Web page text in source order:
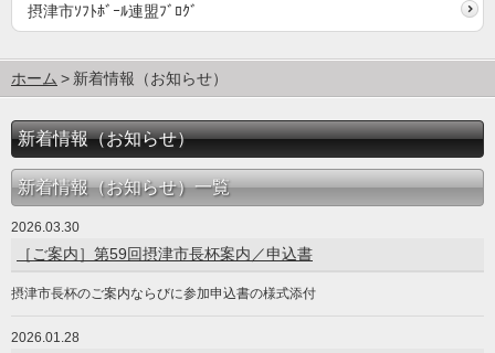
摂津市ｿﾌﾄﾎﾞｰﾙ連盟ﾌﾞﾛｸﾞ
ホーム 新着情報（お知らせ）
新着情報（お知らせ）
新着情報（お知らせ）一覧
2026.03.30
［ご案内］第59回摂津市長杯案内／申込書
摂津市長杯のご案内ならびに参加申込書の様式添付
2026.01.28